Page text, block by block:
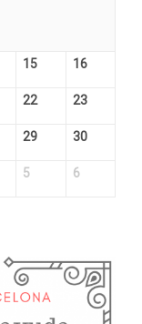
15 16
22 23
29 30
5 6